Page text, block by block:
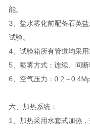
能。
3、盐水雾化前配备石英
试验。
4、试验箱所有管道均采用
5、喷雾方式：连续、间断
6、空气压力：0.2～
六、加热系统：
1、加热采用水套式加热